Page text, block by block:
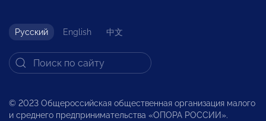
Русский English 中文
© 2023 Общероссийская общественная организация малого
и среднего предпринимательства «ОПОРА РОССИИ».